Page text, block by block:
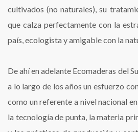
cultivados (no naturales), su
que calza perfectamente con la
país, ecologista y amigable con la
De ahí en adelante Ecomaderas del
a lo largo de los años un esfuerzo
como un referente a nivel nacional
la tecnología de punta, la materia